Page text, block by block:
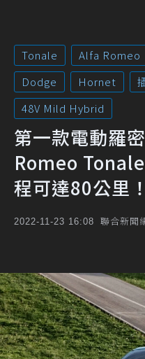
Tonale Alfa Romeo
Dodge
Hornet
48V Mild Hybrid
第一款電動羅
Romeo
程可達80公里！
2022-11-23 16:08 聯合新聞